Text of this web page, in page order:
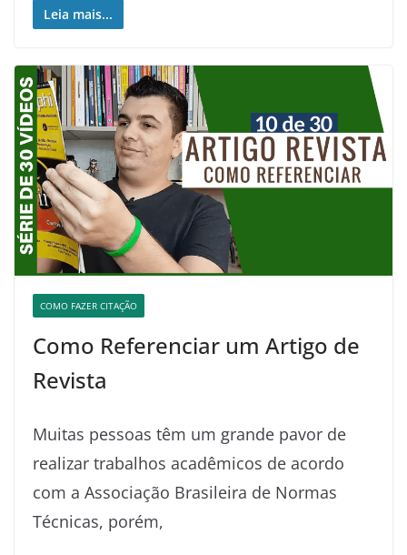
Leia mais...
COMO FAZER CITAÇÃO
Como Referenciar um Artigo de
Revista
Muitas pessoas têm um grande pavor de
realizar trabalhos acadêmicos de acordo
com a Associação Brasileira de Normas
Técnicas, porém,